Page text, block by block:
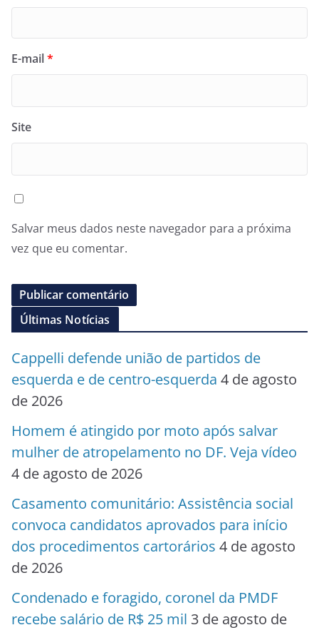
E-mail*
Site
Salvar meus dados neste navegador para a próxima
vez que eu comentar.
Últimas Notícias
Cappelli defende união de partidos de
esquerda e de centro-esquerda 4 de agosto
de 2026
Homem é atingido por moto após salvar
mulher de atropelamento no DF. Veja vídeo
4 de agosto de 2026
Casamento comunitário: Assistência social
convoca candidatos aprovados para início
dos procedimentos cartorários 4 de agosto
de 2026
Condenado e foragido, coronel da PMDF
recebe salário de R$ 25 mil 3 de agosto de